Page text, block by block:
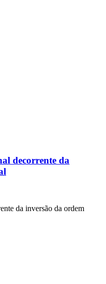
decorrente da
da inversão da ordem